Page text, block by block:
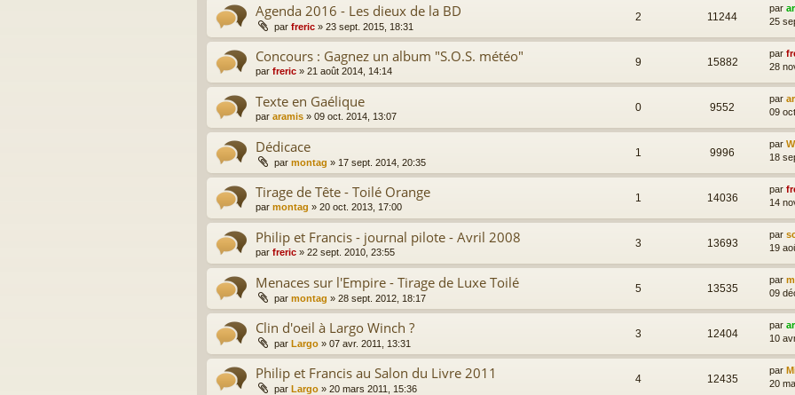
Agenda 2016 - Les dieux de la BD
par freric » 23 sept. 2015, 18:31
2 11244
par
25
Concours : Gagnez un album "S.O.S. météo"
par freric » 21 août 2014, 14:14
9 15882
par
28
Texte en Gaélique
par aramis » 09 oct. 2014, 13:07
0 9552
par
09
Dédicace
par montag » 17 sept. 2014, 20:35
1 9996
par
18
Tirage de Tête - Toilé Orange
par montag » 20 oct. 2013, 17:00
1 14036
par
14
Philip et Francis - journal pilote - Avril 2008
par freric » 22 sept. 2010, 23:55
3 13693
par
19
Menaces sur l'Empire - Tirage de Luxe Toilé
par montag » 28 sept. 2012, 18:17
5 13535
par
09
Clin d'oeil à Largo Winch ?
par Largo » 07 avr. 2011, 13:31
3 12404
par
10
Philip et Francis au Salon du Livre 2011
par Largo » 20 mars 2011, 15:36
4 12435
par
20